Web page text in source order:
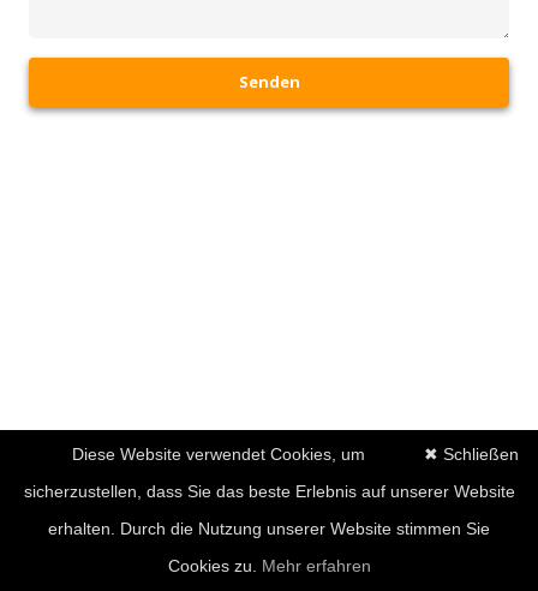
Senden
✖ Schließen
Diese Website verwendet Cookies, um
sicherzustellen, dass Sie das beste Erlebnis auf unserer Website
erhalten. Durch die Nutzung unserer Website stimmen Sie
Cookies zu. Mehr erfahren